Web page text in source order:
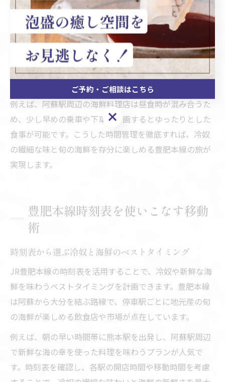
時刻表を活かし冷奴と海鮮を味わう方法
豊肥本線の時刻表を上手に活用することで、冷奴と海鮮
を味わう時間を最大化できます。時刻表を細かくチェッ
クし、上り・下りの列車の発着時間を把握することが、
観光地や飲食店の営業時間と調和させるコツです。
例えば、阿蘇駅周辺の海鮮料理店は昼食時が混み合うた
め、少し早めの乗車や下車を計画するとゆったりとした
食事が可能です。こうした時間管理を徹底すれば、冷奴
の繊細な味と旬の海鮮を存分に楽しめる豊肥本線の旅が
実現します。
豊肥本線時刻表を使いこなす移動
術
時刻表から選ぶ冷奴と海鮮のベストタイミング
JR豊肥本線の時刻表を活用することで、冷奴や新鮮な海
鮮を味わうベストタイミングを計画できます。豊肥本線
は阿蘇から大分を結ぶ路線で、停車駅ごとに地元産の旬
の海鮮が楽しめる飲食店や市場が点在しています。
例えば、朝の早い時間帯に熊本駅を出発し、阿蘇駅周辺
で新鮮な海の幸を使った料理を味わうプランが人気で
す。時刻表を確認し、各駅の開店時間や移動時間を考慮
ご予約・ご相談はこちら
ご予約・ご相談はこちら